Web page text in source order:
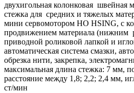
двухигольная колонковая швейная
стежка для средних и тяжелых
мини сервомотором HO HSING, с
продвижением материала (нижним
приводной роликовой лапкой и
автоматическая система смазки,
обрезка нити, закрепка,
максимальная длина стежка: 7 мм,
расстояние между 1,8; 2,2; 2,4 мм,
ст/мин